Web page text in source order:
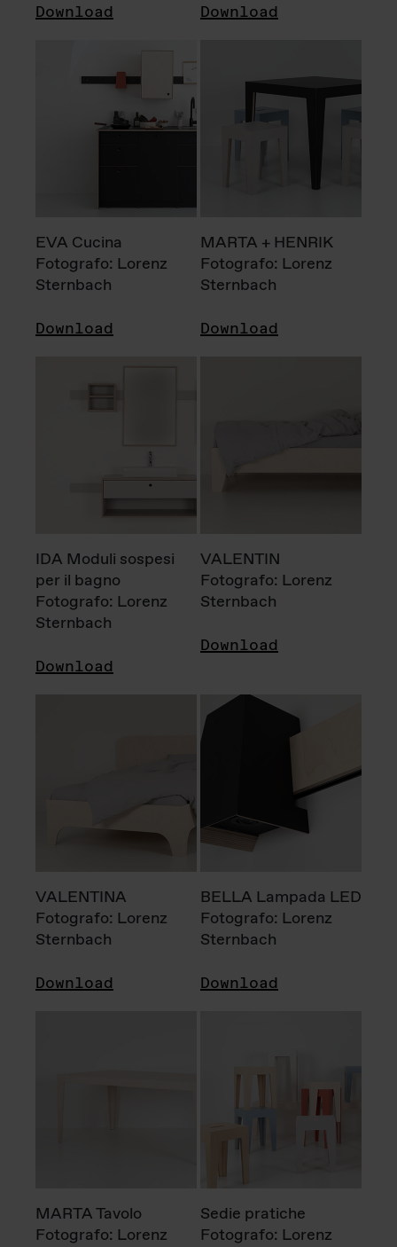
Download Download
EVA Cucina
Fotografo: Lorenz
Sternbach
Download
MARTA + HENRIK
Fotografo: Lorenz
Sternbach
Download
IDA Moduli sospesi
per il bagno
Fotografo: Lorenz
Sternbach
Download
VALENTIN
Fotografo: Lorenz
Sternbach
Download
VALENTINA
Fotografo: Lorenz
Sternbach
Download
BELLA Lampada LED
Fotografo: Lorenz
Sternbach
Download
MARTA Tavolo
Fotografo: Lorenz
Sedie pratiche
Fotografo: Lorenz